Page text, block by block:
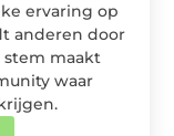
ervaring op
anderen door
stem maakt
waar